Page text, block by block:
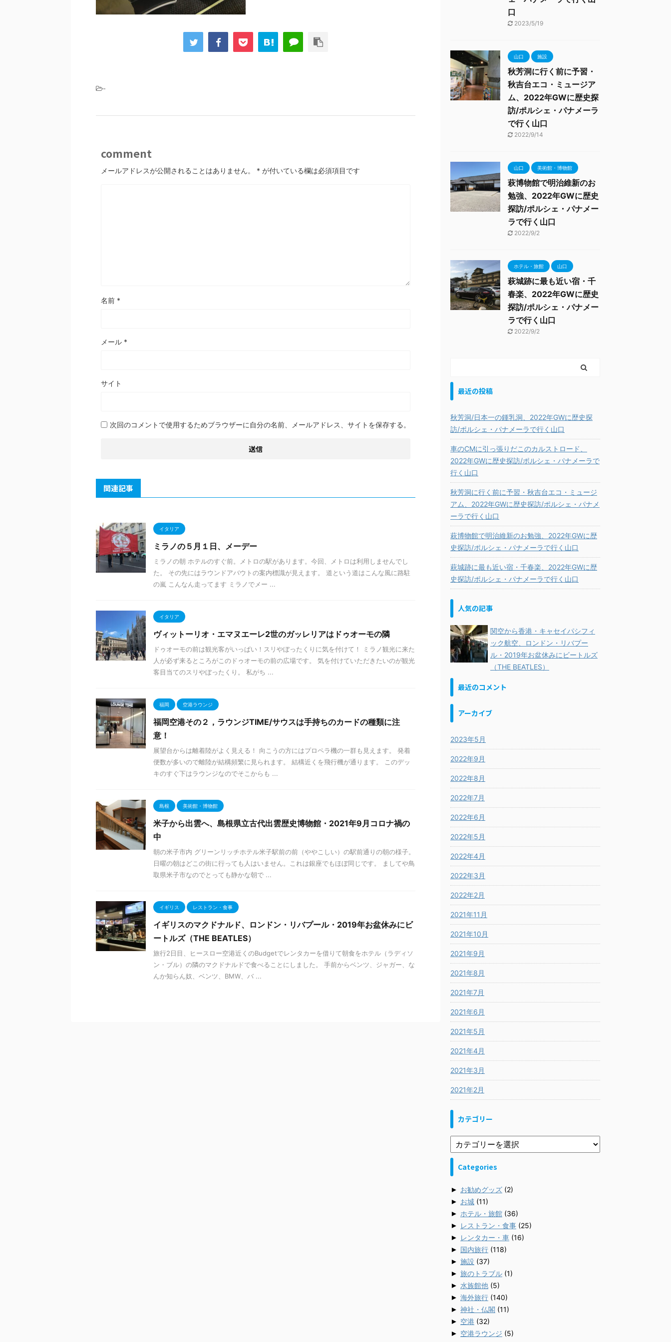
-
comment
メールアドレスが公開されることはありません。 * が付いている欄は必須項目です
名前 *
メール *
サイト
次回のコメントで使用するためブラウザーに自分の名前、メールアドレス、サイトを保存する。
関連記事
イタリア
ミラノの５月１日、メーデー
ミラノの朝 ホテルのすぐ前。メトロの駅があります。今回、メトロは利用しませんでし
た。 その先にはラウンドアバウトの案内標識が見えます。 道という道はこんな風に路駐
の嵐 こんなん走ってます ミラノでメー ...
イタリア
ヴィットーリオ・エマヌエーレ2世のガッレリアはドゥオーモの隣
ドゥオーモの前は観光客がいっぱい！スリやぼったくりに気を付けて！ ミラノ観光に来た
人が必ず来るところがこのドゥオーモの前の広場です。 気を付けていただきたいのが観光
客目当てのスリやぼったくり。 私がち ...
福岡 空港ラウンジ
福岡空港その２，ラウンジTIME/サウスは手持ちのカードの種類に注
意！
展望台からは離着陸がよく見える！ 向こうの方にはプロペラ機の一群も見えます。 発着
便数が多いので離陸が結構頻繁に見られます。 結構近くを飛行機が通ります。 このデッ
キのすぐ下はラウンジなのでそこからも ...
島根 美術館・博物館
米子から出雲へ、島根県立古代出雲歴史博物館・2021年9月コロナ禍の
中
朝の米子市内 グリーンリッチホテル米子駅前の前（ややこしい）の駅前通りの朝の様子。
日曜の朝はどこの街に行っても人はいません。これは銀座でもほぼ同じです。 ましてや鳥
取県米子市なのでとっても静かな朝で ...
イギリス レストラン・食事
イギリスのマクドナルド、ロンドン・リバプール・2019年お盆休みにビ
ートルズ（THE BEATLES）
旅行2日目、ヒースロー空港近くのBudgetでレンタカーを借りて朝食をホテル（ラディソ
ン・ブル）の隣のマクドナルドで食べることにしました。 手前からベンツ、ジャガー、な
んか知らん奴、ベンツ、BMW、バ ...
口
2023/5/19
山口 施設
秋芳洞に行く前に予習・
秋吉台エコ・ミュージア
ム、2022年GWに歴史探
訪/ポルシェ・パナメーラ
で行く山口
2022/9/14
山口 美術館・博物館
萩博物館で明治維新のお
勉強、2022年GWに歴史
探訪/ポルシェ・パナメー
ラで行く山口
2022/9/2
ホテル・旅館 山口
萩城跡に最も近い宿・千
春楽、2022年GWに歴史
探訪/ポルシェ・パナメー
ラで行く山口
2022/9/2
最近の投稿
秋芳洞/日本一の鍾乳洞、2022年GWに歴史探
訪/ポルシェ・パナメーラで行く山口
車のCMに引っ張りだこのカルストロード、
2022年GWに歴史探訪/ポルシェ・パナメーラで
行く山口
秋芳洞に行く前に予習・秋吉台エコ・ミュージ
アム、2022年GWに歴史探訪/ポルシェ・パナメ
ーラで行く山口
萩博物館で明治維新のお勉強、2022年GWに歴
史探訪/ポルシェ・パナメーラで行く山口
萩城跡に最も近い宿・千春楽、2022年GWに歴
史探訪/ポルシェ・パナメーラで行く山口
人気の記事
関空から香港・キャセイパシフィ
ック航空、ロンドン・リバプー
ル・2019年お盆休みにビートルズ
（THE BEATLES）
最近のコメント
アーカイブ
2023年5月
2022年9月
2022年8月
2022年7月
2022年6月
2022年5月
2022年4月
2022年3月
2022年2月
2021年11月
2021年10月
2021年9月
2021年8月
2021年7月
2021年6月
2021年5月
2021年4月
2021年3月
2021年2月
カテゴリー
Categories
► お勧めグッズ (2)
► お城 (11)
► ホテル・旅館 (36)
► レストラン・食事 (25)
► レンタカー・車 (16)
► 国内旅行 (118)
► 施設 (37)
► 旅のトラブル (1)
► 水族館他 (5)
► 海外旅行 (140)
► 神社・仏閣 (11)
► 空港 (32)
► 空港ラウンジ (5)